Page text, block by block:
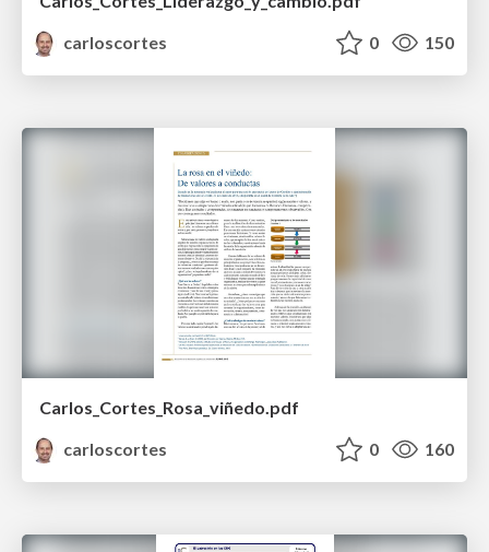
carloscortes
0 150
Carlos_Cortes_Rosa_viñedo.pdf
carloscortes
0 160